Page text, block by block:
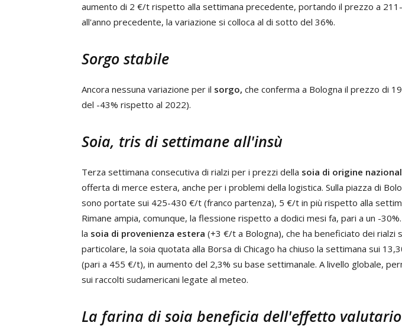
aumento di 2 €/t rispetto alla settimana precedente, portando il prezzo a
all'anno precedente, la variazione si colloca al di sotto del 36%.
Sorgo stabile
Ancora nessuna variazione per il sorgo, che conferma a Bologna il prezzo di
del -43% rispetto al 2022).
Soia, tris di settimane all'insù
Terza settimana consecutiva di rialzi per i prezzi della soia di origine
offerta di merce estera, anche per i problemi della logistica. Sulla piazza di
sono portate sui 425-430 €/t (franco partenza), 5 €/t in più rispetto alla
Rimane ampia, comunque, la flessione rispetto a dodici mesi fa, pari a un -30%.
la soia di provenienza estera (+3 €/t a Bologna), che ha beneficiato dei rialzi
particolare, la soia quotata alla Borsa di Chicago ha chiuso la settimana sui
(pari a 455 €/t), in aumento del 2,3% su base settimanale. A livello globale,
sui raccolti sudamericani legate al meteo.
La farina di soia beneficia dell'effetto valutario